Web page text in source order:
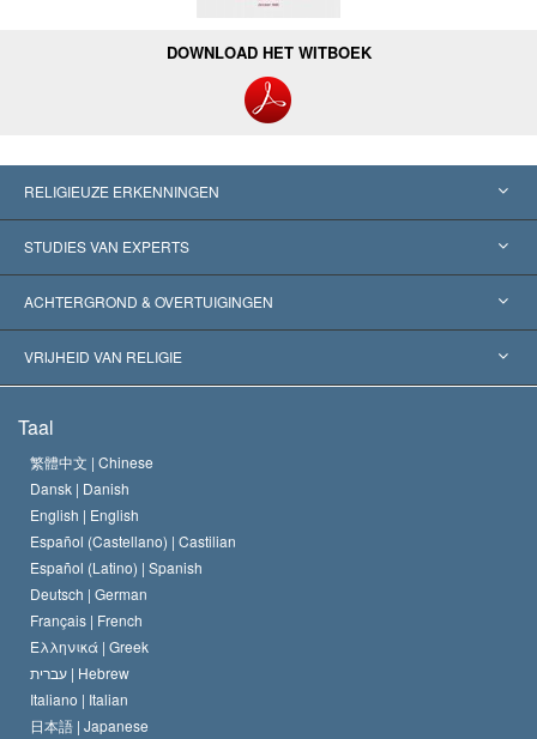
DOWNLOAD HET WITBOEK
RELIGIEUZE ERKENNINGEN
Verenigde Staten
Wereldwijde Erkenningen
Historische Beslissingen
STUDIES VAN EXPERTS
Expertises per Categorie
’s Werelds Meest Vooraanstaande Experts
ACHTERGROND & OVERTUIGINGEN
L. Ron Hubbard
Het Credo van de Scientology Kerk
De Code van een Scientoloog
David Miscavige
VRIJHEID VAN RELIGIE
Internationale Mensenrechten Standaards
Verklaring over Religie
Taal
繁體中文 | Chinese
Dansk | Danish
English | English
Español (Castellano) | Castilian
Español (Latino) | Spanish
Deutsch | German
Français | French
Ελληνικά | Greek
עברית | Hebrew
Italiano | Italian
日本語 | Japanese